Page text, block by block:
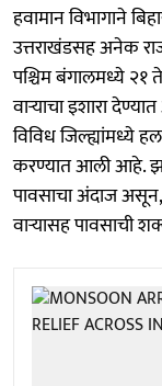
हवामान विभागाने
उत्तराखंडसह अनेक
पश्चिम बंगालमध्ये २१
वाऱ्याचा इशारा
विविध जिल्ह्यांमध्ये
करण्यात आली आहे.
पावसाचा अंदाज
वाऱ्यासह पावसाची